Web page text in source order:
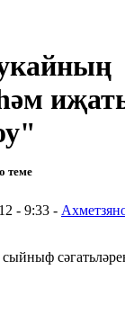
теме
- 9:33 -